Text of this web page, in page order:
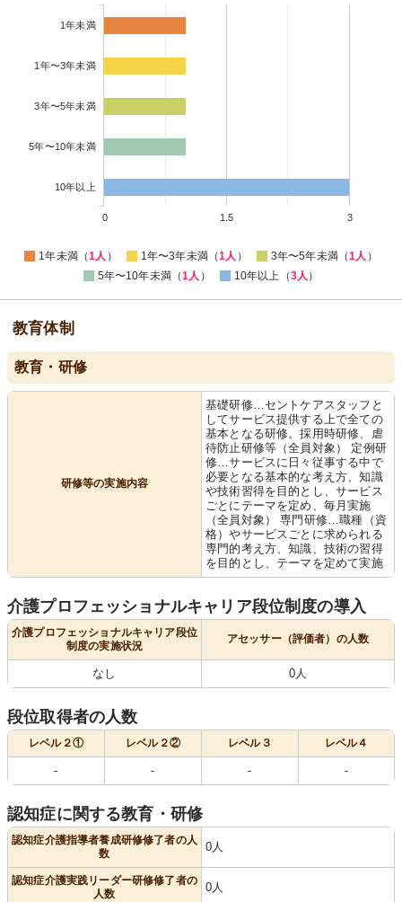
1年未満
1年〜3年未満
3年〜5年未満
5年〜10年未満
10年以上
0 1.5 3
1年未満（1人 ） 1年〜3年未満（1人 ） 3年〜5年未満（1人 ）
5年〜10年未満（1人 ） 10年以上（3人 ）
教育体制
教育・研修
研修等の実施内容
基礎研修…セントケアスタッフと
してサービス提供する上で全ての
基本となる研修。採用時研修、虐
待防止研修等（全員対象） 定例研
修…サービスに日々従事する中で
必要となる基本的な考え方、知識
や技術習得を目的とし、サービス
ごとにテーマを定め、毎月実施
（全員対象） 専門研修…職種（資
格）やサービスごとに求められる
専門的考え方、知識、技術の習得
を目的とし、テーマを定めて実施
介護プロフェッショナルキャリア段位制度の導入
介護プロフェッショナルキャリア段位
制度の実施状況
アセッサー（評価者）の人数
なし 0人
段位取得者の人数
レベル２① レベル２② レベル３ レベル４
- - - -
認知症に関する教育・研修
認知症介護指導者養成研修修了者の人
数
0人
認知症介護実践リーダー研修修了者の
人数
0人